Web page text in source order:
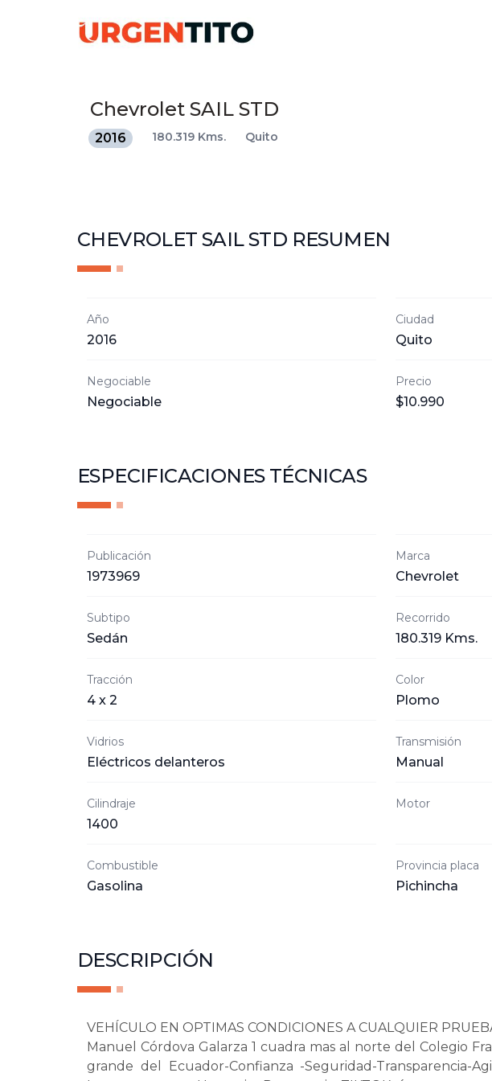
Chevrolet SAIL STD
2016 180.319 Kms. Quito
CHEVROLET SAIL STD RESUMEN
Año
2016
Ciudad
Quito
Negociable
Negociable
Precio
$10.990
ESPECIFICACIONES TÉCNICAS
Publicación
1973969
Marca
Chevrolet
Subtipo
Sedán
Recorrido
180.319 Kms.
Tracción
4 x 2
Color
Plomo
Vidrios
Eléctricos delanteros
Transmisión
Manual
Cilindraje
1400
Motor
Combustible
Gasolina
Provincia placa
Pichincha
DESCRIPCIÓN
VEHÍCULO EN OPTIMAS CONDICIONES A CUALQUIER
Manuel Córdova Galarza 1 cuadra mas al norte del Colegio
grande del Ecuador-Confianza -Seguridad-Transparencia-